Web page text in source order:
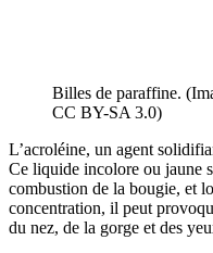
Billes de paraffine.
CC BY-SA 3.0)
L’acroléine, un agent
Ce liquide incolore ou jaune
combustion de la bougie, et
concentration, il peut
du nez, de la gorge et des